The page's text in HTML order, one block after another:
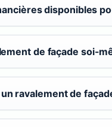
disponibles
de façade soi-
ravalement de